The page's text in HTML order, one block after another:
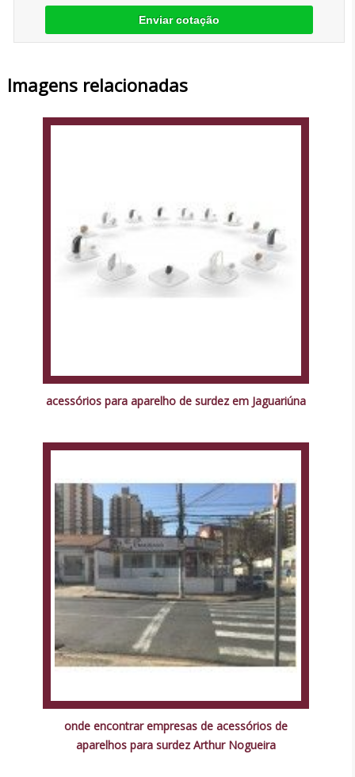
Enviar cotação
Imagens relacionadas
acessórios para aparelho de surdez em Jaguariúna
onde encontrar empresas de acessórios de
aparelhos para surdez Arthur Nogueira